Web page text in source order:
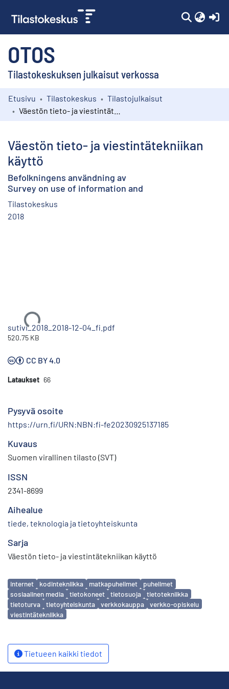
OTOS
Tilastokeskuksen julkaisut verkossa
Kokoelmat
Etusivu Tilastokeskus
Tilastojulkaisut
Väestön tieto- ja viestintätekniikan
käyttö
Befolkningens användning av
Survey on use of information and
Tilastokeskus
2018
Ladataan...
sutivi_2018_2018-12-04_fi.pdf
520.75 KB
CC BY 4.0
Lataukset 66
Pysyvä osoite
https://urn.fi/URN:NBN:fi-fe20230925137185
Kuvaus
Suomen virallinen tilasto (SVT)
ISSN
2341-8699
Aihealue
tiede, teknologia ja tietoyhteiskunta
Sarja
Väestön tieto- ja viestintätekniikan käyttö
Avainsanat
internet kodintekniikka matkapuhelimet
puhelimet
sosiaalinen media
tietokoneet tietosuoja
tietotekniikka
tietoturva
tietoyhteiskunta verkkokauppa
verkko-opiskelu
viestintätekniikka
Tietueen kaikki tiedot